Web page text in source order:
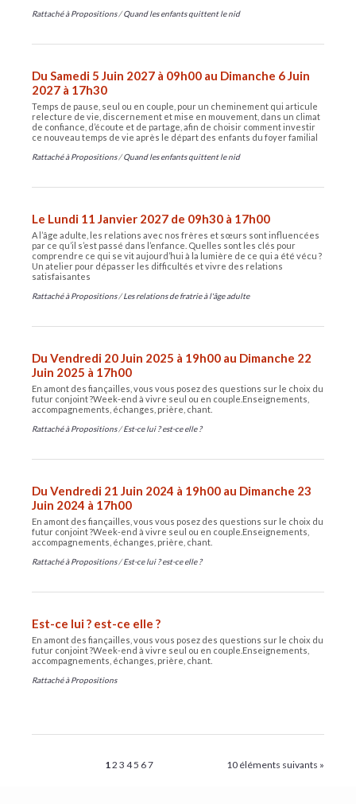
Rattaché à Propositions /Quand les enfants quittent le nid
Du Samedi 5 Juin 2027 à 09h00 au Dimanche 6 Juin
2027 à 17h30
Temps de pause, seul ou en couple, pour un cheminement qui articule
relecture de vie, discernement et mise en mouvement, dans un climat
de confiance, d’écoute et de partage, afin de choisir comment investir
ce nouveau temps de vie après le départ des enfants du foyer familial
Rattaché à Propositions /Quand les enfants quittent le nid
Le Lundi 11 Janvier 2027 de 09h30 à 17h00
A l’âge adulte, les relations avec nos frères et sœurs sont influencées
par ce qu’il s’est passé dans l’enfance. Quelles sont les clés pour
comprendre ce qui se vit aujourd’hui à la lumière de ce qui a été vécu ?
Un atelier pour dépasser les difficultés et vivre des relations
satisfaisantes
Rattaché à Propositions /Les relations de fratrie à l'âge adulte
Du Vendredi 20 Juin 2025 à 19h00 au Dimanche 22
Juin 2025 à 17h00
En amont des fiançailles, vous vous posez des questions sur le choix du
futur conjoint ?​ Week-end à vivre seul ou en couple.​ Enseignements,
accompagnements, échanges, prière, chant.
Rattaché à Propositions /Est-ce lui ? est-ce elle ?
Du Vendredi 21 Juin 2024 à 19h00 au Dimanche 23
Juin 2024 à 17h00
En amont des fiançailles, vous vous posez des questions sur le choix du
futur conjoint ?​ Week-end à vivre seul ou en couple.​ Enseignements,
accompagnements, échanges, prière, chant.
Rattaché à Propositions /Est-ce lui ? est-ce elle ?
Est-ce lui ? est-ce elle ?
En amont des fiançailles, vous vous posez des questions sur le choix du
futur conjoint ?​ Week-end à vivre seul ou en couple.​ Enseignements,
accompagnements, échanges, prière, chant.
Rattaché à Propositions
10 éléments suivants »
12 3 45 67